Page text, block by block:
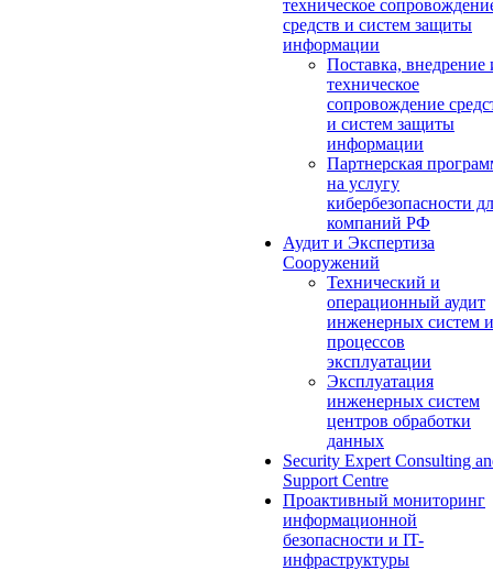
техническое
средств и систем защиты
информации
Поставка, внедрение
техническое
сопровождение
и систем защиты
информации
Партнерская
на услугу
кибербезопасности
компаний РФ
Аудит и Экспертиза
Сооружений
Технический и
операционный аудит
инженерных систем и
процессов
эксплуатации
Эксплуатация
инженерных систем
центров обработки
данных
Security Expert Consulting
Support Centre
Проактивный мониторинг
информационной
безопасности и IT-
инфраструктуры